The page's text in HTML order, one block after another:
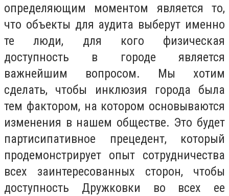
определяющим моментом является то,
что объекты для аудита выберут именно
те люди, для кого физическая
доступность в городе является
важнейшим вопросом. Мы хотим
сделать, чтобы инклюзия города была
тем фактором, на котором основываются
изменения в нашем обществе. Это будет
партисипативное прецедент, который
продемонстрирует опыт сотрудничества
всех заинтересованных сторон, чтобы
доступность Дружковки во всех ее